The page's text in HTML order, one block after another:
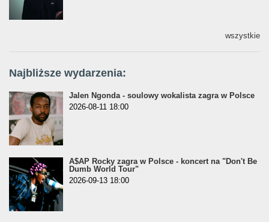
wszystkie
Najbliższe wydarzenia:
Jalen Ngonda - soulowy wokalista zagra w Polsce
2026-08-11 18:00
A$AP Rocky zagra w Polsce - koncert na "Don't Be
Dumb World Tour"
2026-09-13 18:00